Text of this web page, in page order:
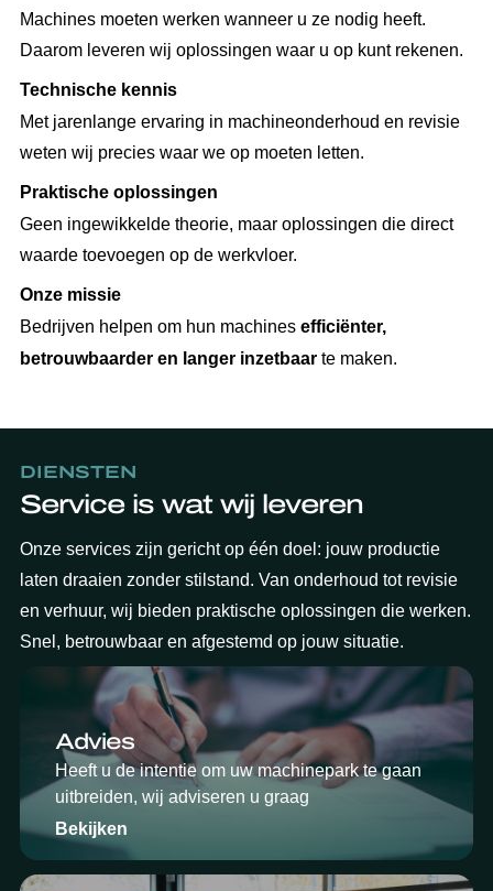
Machines moeten werken wanneer u ze nodig heeft.
Daarom leveren wij oplossingen waar u op kunt rekenen.
Technische kennis
Met jarenlange ervaring in machineonderhoud en revisie
weten wij precies waar we op moeten letten.
Praktische oplossingen
Geen ingewikkelde theorie, maar oplossingen die direct
waarde toevoegen op de werkvloer.
Onze missie
Bedrijven helpen om hun machines efficiënter,
betrouwbaarder en langer inzetbaarte maken.
DIENSTEN
Service is wat wij leveren
Onze services zijn gericht op één doel: jouw productie
laten draaien zonder stilstand. Van onderhoud tot revisie
en verhuur, wij bieden praktische oplossingen die werken.
Snel, betrouwbaar en afgestemd op jouw situatie.
Advies
Heeft u de intentie om uw machinepark te gaan
uitbreiden, wij adviseren u graag
Bekijken